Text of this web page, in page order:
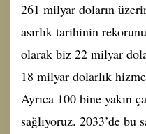
261 milyar doların
asırlık tarihinin
olarak biz 22 milyar
18 milyar dolarlık
Ayrıca 100 bine yakın
sağlıyoruz. 2033’de bu